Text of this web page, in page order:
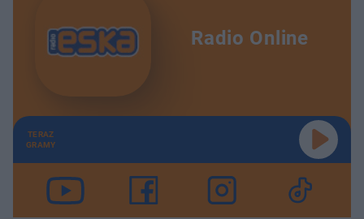
Radio Online
TERAZ
GRAMY